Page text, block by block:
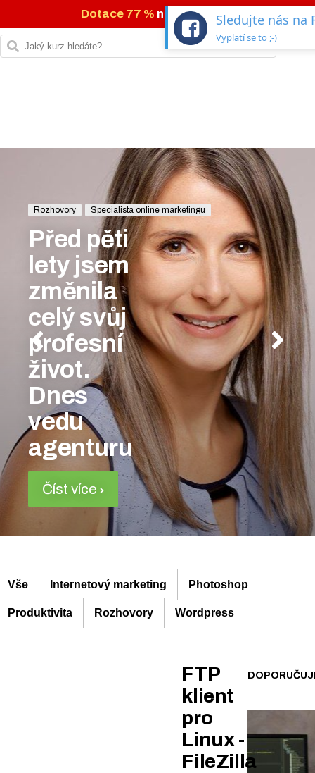
Dotace 77 % na IT kurzy →
Rozhovory Specialista online marketingu
Před pěti
lety jsem
změnila
celý svůj
profesní
život.
Dnes
vedu
agenturu
Číst více
Vše Internetový marketing Photoshop
Produktivita Rozhovory Wordpress
FTP
klient
pro
Linux -
FileZilla
Sledujte nás na
Vyplatí se to ;-)